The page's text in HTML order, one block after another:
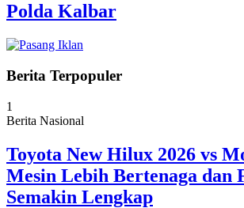
Polda Kalbar
Berita Terpopuler
1
Berita Nasional
Toyota New Hilux 2026 vs
Mesin Lebih Bertenaga dan
Semakin Lengkap